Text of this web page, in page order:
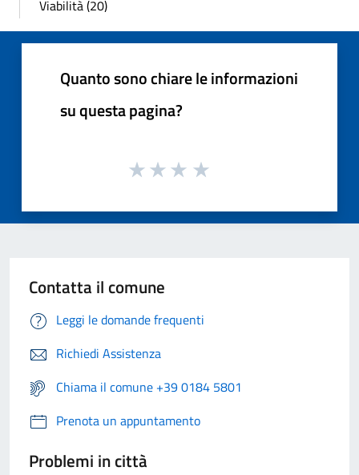
Viabilità (20)
Quanto sono chiare le informazioni
su questa pagina?
Contatta il comune
Leggi le domande frequenti
Richiedi Assistenza
Chiama il comune +39 0184 5801
Prenota un appuntamento
Problemi in città